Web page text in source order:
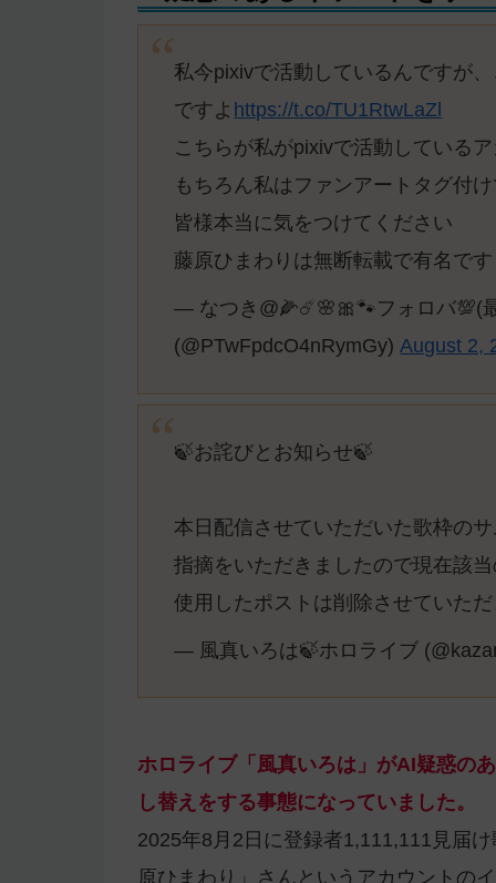
私今pixivで活動しているんですが
ですよ https://t.co/TU1RtwLaZl
こちらが私がpixivで活動している
もちろん私はファンアートタグ付
皆様本当に気をつけてください
藤原ひまわりは無断転載で有名で
— なつき@🌽☄️🌸🎀🐾フォロバ💯(
(@PTwFpdcO4nRymGy)August 2,
🍃お詫びとお知らせ🍃
本日配信させていただいた歌枠の
指摘をいただきましたので現在該
使用したポストは削除させていた
— 風真いろは🍃ホロライブ
ホロライブ「風真いろは」がAI疑惑の
し替えをする事態になっていました。
2025年8月2日に登録者1,111,111見届
原ひまわり」さんというアカウントの